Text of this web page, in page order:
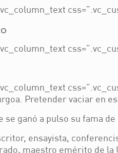
Pretender vaciar en
se ganó a pulso su fama
ensayista,
maestro emérito de la